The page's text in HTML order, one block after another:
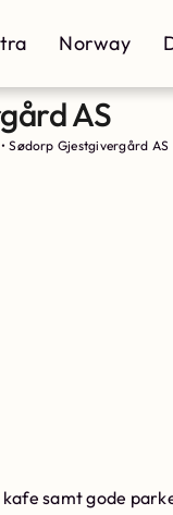
Norway
AS
•Sødorp Gjestgivergård AS
samt gode